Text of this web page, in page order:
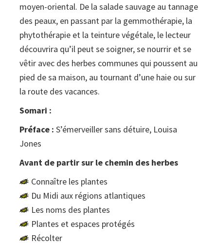
moyen-oriental. De la salade sauvage au tannage
des peaux, en passant par la gemmothérapie, la
phytothérapie et la teinture végétale, le lecteur
découvrira qu’il peut se soigner, se nourrir et se
vêtir avec des herbes communes qui poussent au
pied de sa maison, au tournant d’une haie ou sur
la route des vacances.
Somari :
Préface : S’émerveiller sans détuire, Louisa
Jones
Avant de partir sur le chemin des herbes
Connaître les plantes
Du Midi aux régions atlantiques
Les noms des plantes
Plantes et espaces protégés
Récolter